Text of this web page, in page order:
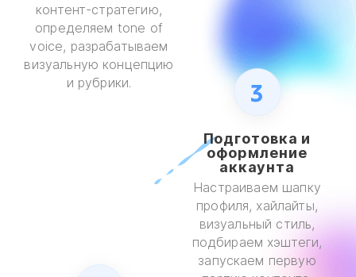
контент-стратегию,
определяем tone of
voice, разрабатываем
визуальную концепцию
и рубрики.
3
Подготовка и
оформление
аккаунта
Настраиваем шапку
профиля, хайлайты,
визуальный стиль,
подбираем хэштеги,
запускаем первую